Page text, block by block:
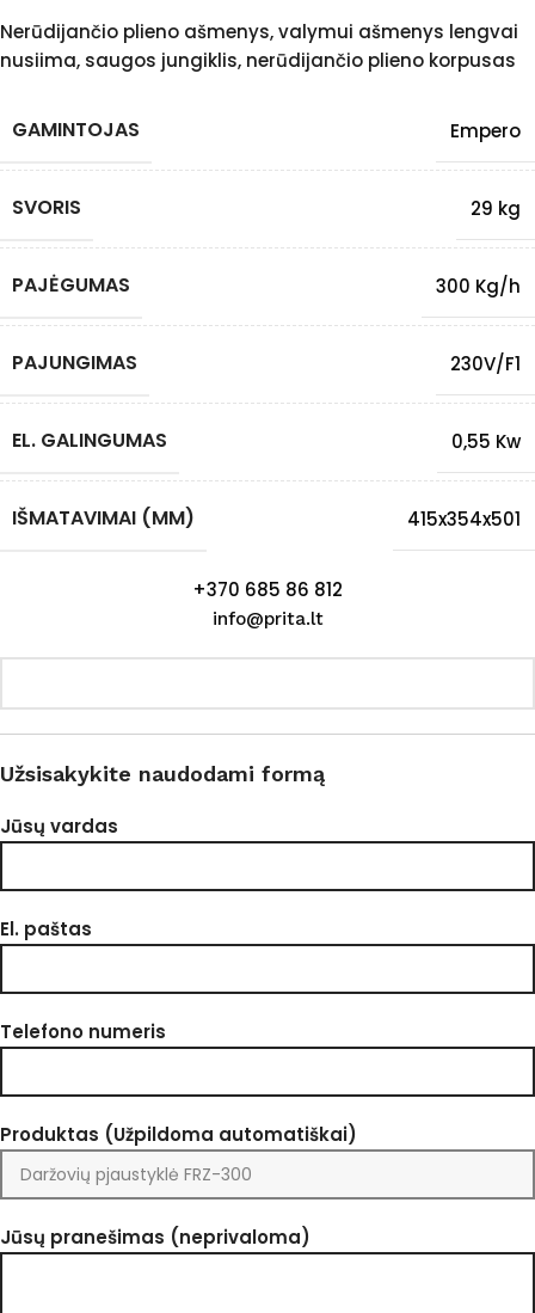
Nerūdijančio plieno ašmenys, valymui ašmenys lengvai
nusiima, saugos jungiklis, nerūdijančio plieno korpusas
GAMINTOJAS Empero
SVORIS 29 kg
PAJĖGUMAS 300 Kg/h
PAJUNGIMAS 230V/F1
EL. GALINGUMAS 0,55 Kw
IŠMATAVIMAI (MM) 415x354x501
+370 685 86 812
info@prita.lt
Užsisakykite naudodami formą
Jūsų vardas
El. paštas
Telefono numeris
Produktas (Užpildoma automatiškai)
Jūsų pranešimas (neprivaloma)